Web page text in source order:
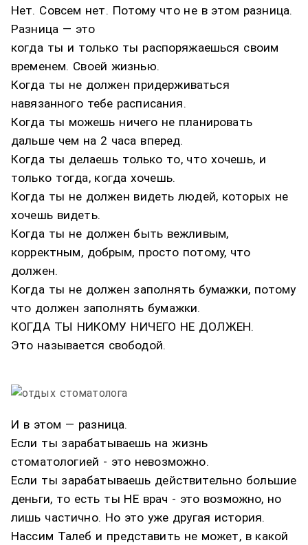
Нет. Совсем нет. Потому что не в этом разница.
Разница — это
когда ты и только ты распоряжаешься своим
временем. Своей жизнью.
Когда ты не должен придерживаться
навязанного тебе расписания.
Когда ты можешь ничего не планировать
дальше чем на 2 часа вперед.
Когда ты делаешь только то, что хочешь, и
только тогда, когда хочешь.
Когда ты не должен видеть людей, которых не
хочешь видеть.
Когда ты не должен быть вежливым,
корректным, добрым, просто потому, что
должен.
Когда ты не должен заполнять бумажки, потому
что должен заполнять бумажки.
КОГДА ТЫ НИКОМУ НИЧЕГО НЕ ДОЛЖЕН.
Это называется свободой.
И в этом — разница.
Если ты зарабатываешь на жизнь
стоматологией - это невозможно.
Если ты зарабатываешь действительно большие
деньги, то есть ты НЕ врач - это возможно, но
лишь частично. Но это уже другая история.
Нассим Талеб и представить не может, в какой